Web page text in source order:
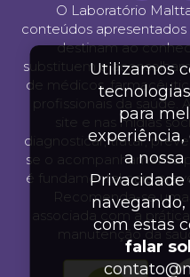
O Laboratório
conteúdos apresentados
destinam ao
substituem o
de médicos,
profissionais da saúde.
site e nas mídias
diagnosticar, tratar,
se o acompanhamento
é fundamental para
Recomenda-se
associada com a
manutenção da
Utilizamos
para
a
Privacidade
com estas
falar